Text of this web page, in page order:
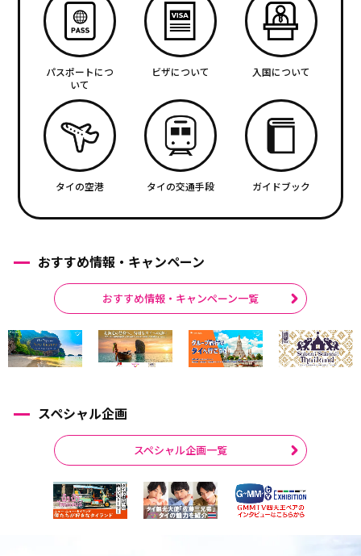
パスポートにつ
いて
ビザについて 入国について
タイの空港 タイの交通手段 ガイドブック
おすすめ情報・キャンペーン
おすすめ情報・キャンペーン一覧
スペシャル企画
スペシャル企画一覧